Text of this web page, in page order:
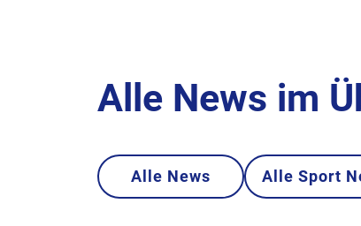
Alle News im
Alle News Alle Sport